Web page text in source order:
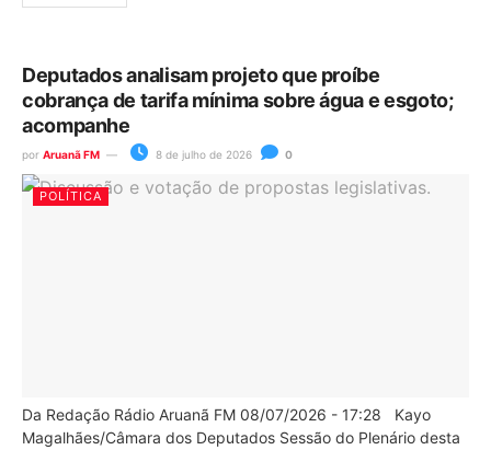
Deputados analisam projeto que proíbe
cobrança de tarifa mínima sobre água e esgoto;
acompanhe
por Aruanã FM 8 de julho de 2026 0
POLÍTICA
Da Redação Rádio Aruanã FM 08/07/2026 - 17:28 Kayo
Magalhães/Câmara dos Deputados Sessão do Plenário desta